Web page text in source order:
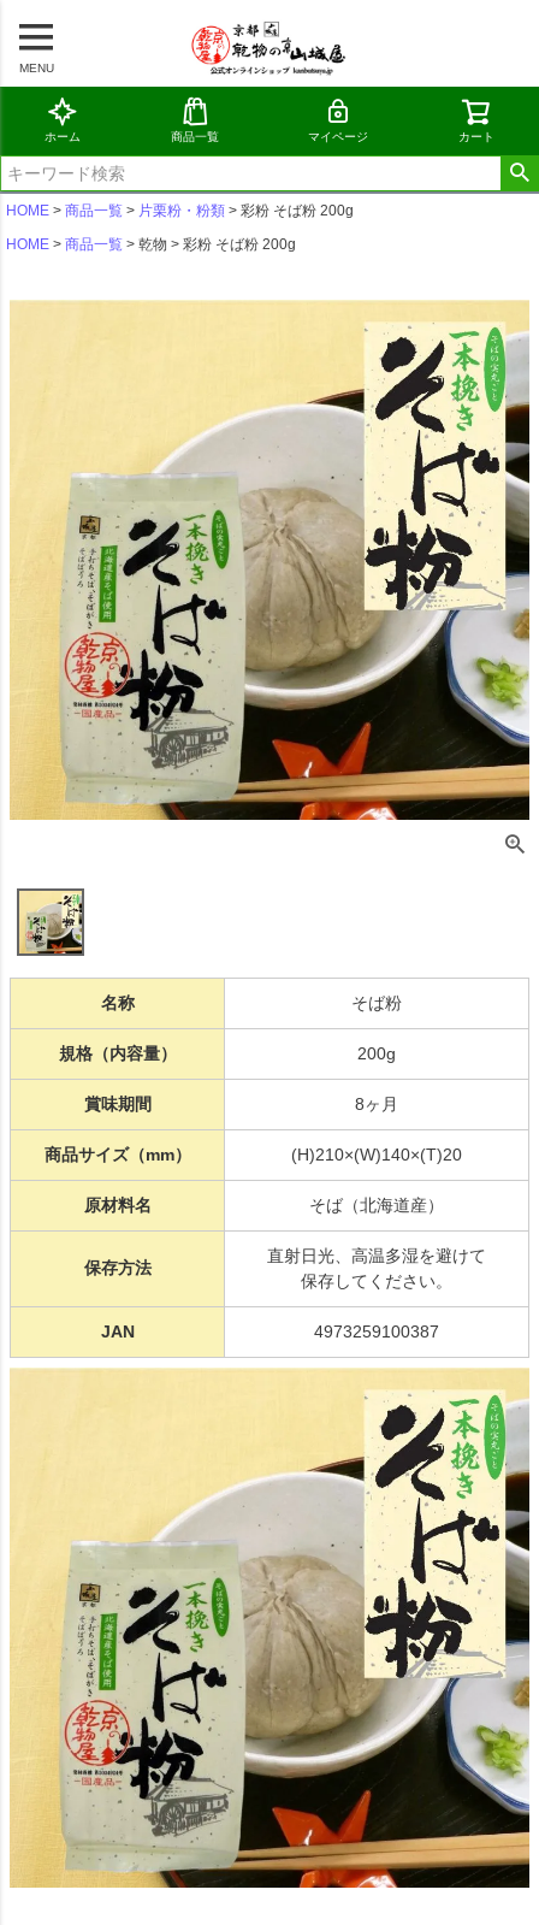
MENU
ホーム 商品一覧 マイページ カート
HOME 商品一覧 片栗粉・粉類
彩粉 そば粉 200g
HOME
商品一覧 乾物 彩粉 そば粉 200g
名称 そば粉
規格（内容量） 200g
賞味期間 8ヶ月
商品サイズ（mm） (H)210×(W)140×(T)20
原材料名 そば（北海道産）
保存方法
直射日光、高温多湿を避けて
保存してください。
JAN 4973259100387